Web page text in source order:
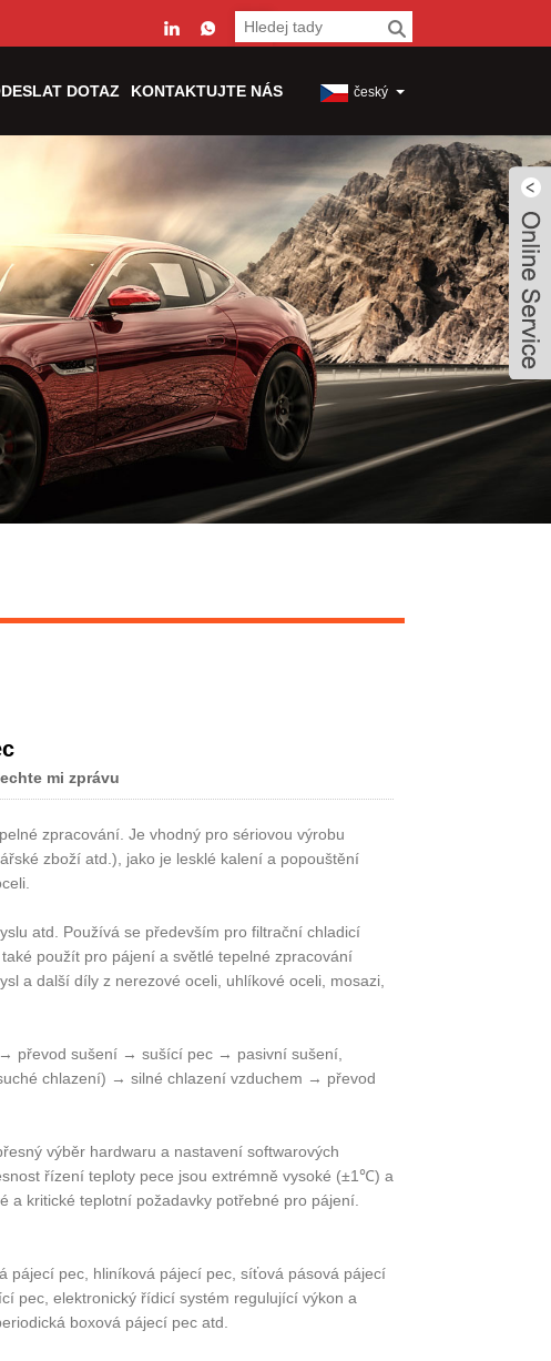
DOTAZ KONTAKTUJTE NÁS český
mi zprávu
zpracování. Je vhodný pro sériovou výrobu
zboží atd.), jako je lesklé kalení a popouštění
atd. Používá se především pro filtrační chladicí
použít pro pájení a světlé tepelné zpracování
a další díly z nerezové oceli, uhlíkové oceli, mosazi,
převod sušení → sušící pec → pasivní sušení,
chlazení) → silné chlazení vzduchem → převod
výběr hardwaru a nastavení softwarových
řízení teploty pece jsou extrémně vysoké (±1℃) a
kritické teplotní požadavky potřebné pro pájení.
pájecí pec, hliníková pájecí pec, síťová pásová pájecí
pec, elektronický řídicí systém regulující výkon a
boxová pájecí pec atd.